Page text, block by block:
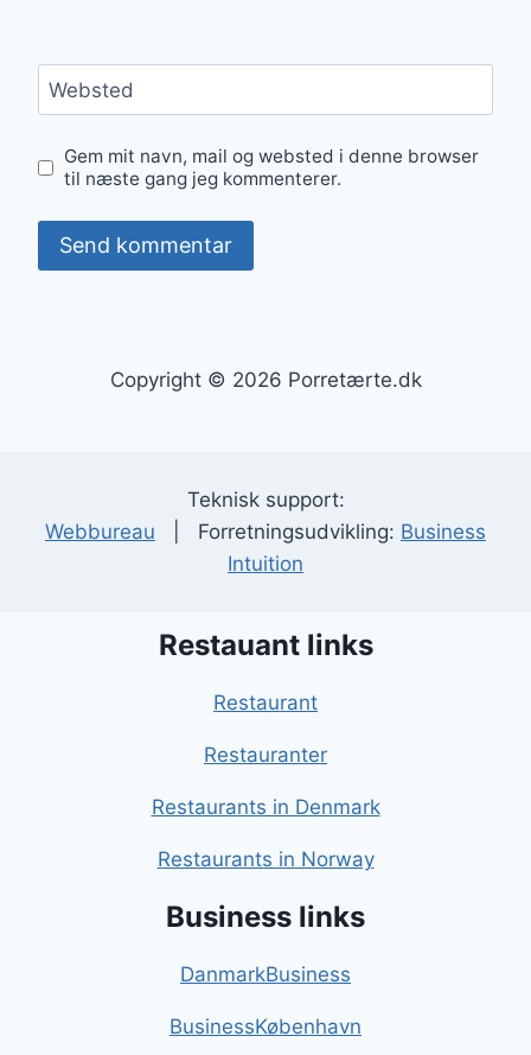
Websted
Gem mit navn, mail og websted i denne browser
til næste gang jeg kommenterer.
Copyright © 2026 Porretærte.dk
Teknisk support:
Webbureau | Forretningsudvikling: Business
Intuition
Restauant links
Restaurant
Restauranter
Restaurants in Denmark
Restaurants in Norway
Business links
DanmarkBusiness
BusinessKøbenhavn